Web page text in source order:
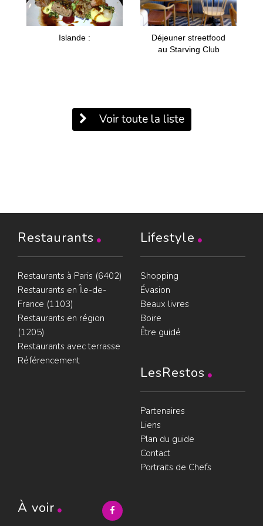
Islande :
Déjeuner streetfood
au Starving Club
Voir toute la liste
Restaurants
Restaurants à Paris (6402)
Restaurants en Île-de-
France (1103)
Restaurants en région
(1205)
Restaurants avec terrasse
Référencement
Lifestyle
Shopping
Évasion
Beaux livres
Boire
Être guidé
LesRestos
Partenaires
Liens
Plan du guide
Contact
Portraits de Chefs
À voir